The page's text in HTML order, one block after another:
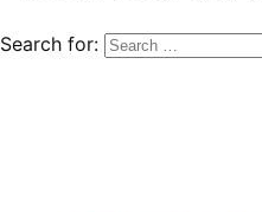
Search for: